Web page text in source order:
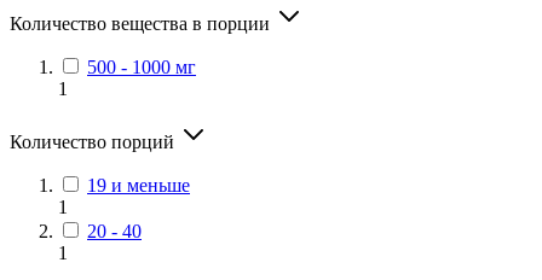
Количество вещества в порции
500 - 1000 мг
1
Количество порций
19 и меньше
1
20 - 40
1